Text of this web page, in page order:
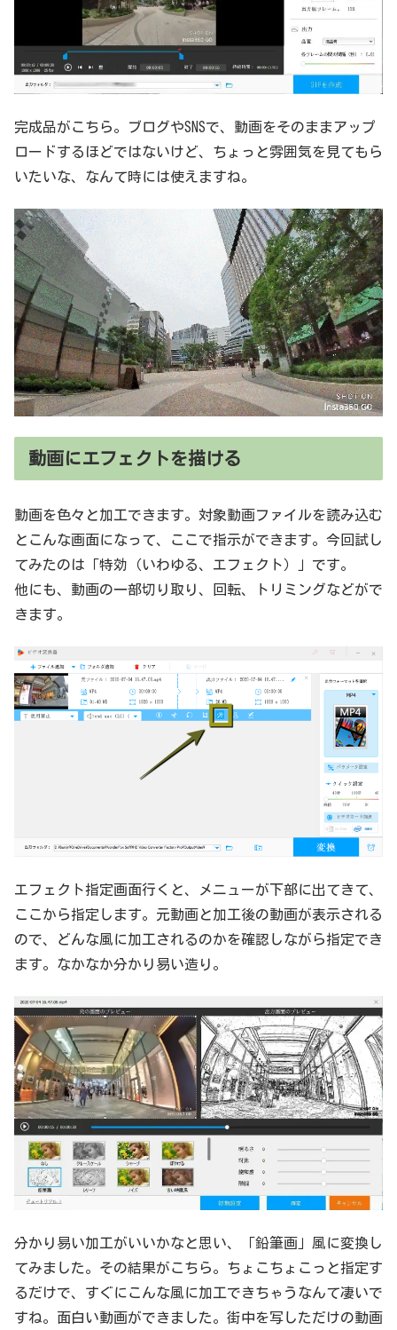
完成品がこちら。ブログやSNSで、動画をそのままアップ
ロードするほどではないけど、ちょっと雰囲気を見てもら
いたいな、なんて時には使えますね。
動画にエフェクトを描ける
動画を色々と加工できます。対象動画ファイルを読み込む
とこんな画面になって、ここで指示ができます。今回試し
てみたのは「特効（いわゆる、エフェクト）」です。
他にも、動画の一部切り取り、回転、トリミングなどがで
きます。
エフェクト指定画面行くと、メニューが下部に出てきて、
ここから指定します。元動画と加工後の動画が表示される
ので、どんな風に加工されるのかを確認しながら指定でき
ます。なかなか分かり易い造り。
分かり易い加工がいいかなと思い、「鉛筆画」風に変換し
てみました。その結果がこちら。ちょこちょこっと指定す
るだけで、すぐにこんな風に加工できちゃうなんて凄いで
すね。面白い動画ができました。街中を写しただけの動画